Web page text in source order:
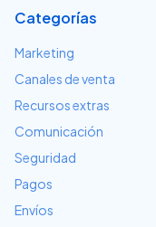
Categorías
Marketing
Canales de venta
Recursos extras
Comunicación
Seguridad
Pagos
Envíos